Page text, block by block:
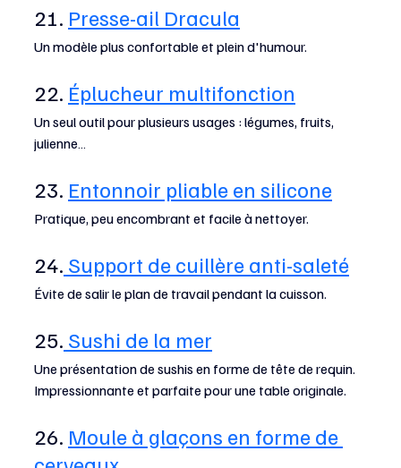
21. Presse-ail Dracula
Un modèle plus confortable et plein d'humour.
22. Éplucheur multifonction
Un seul outil pour plusieurs usages : légumes, fruits,
julienne…
23. Entonnoir pliable en silicone
Pratique, peu encombrant et facile à nettoyer.
24. Support de cuillère anti-saleté
Évite de salir le plan de travail pendant la cuisson.
25. Sushi de la mer
Une présentation de sushis en forme de tête de requin.
Impressionnante et parfaite pour une table originale.
26. Moule à glaçons en forme de